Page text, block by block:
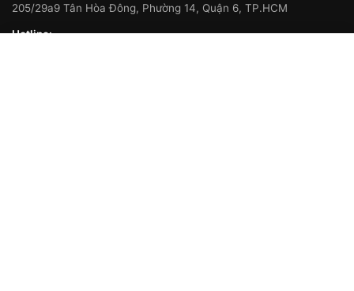
205/29a9 Tân Hòa Đông, Phường 14, Quận 6, TP.HCM
Hotline: